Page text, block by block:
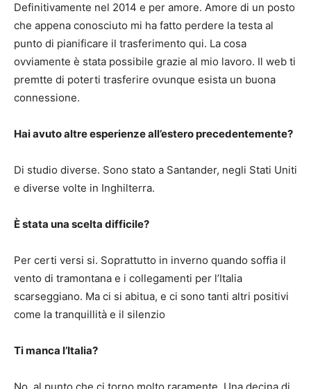
Definitivamente nel 2014 e per amore. Amore di un posto
che appena conosciuto mi ha fatto perdere la testa al
punto di pianificare il trasferimento qui. La cosa
ovviamente è stata possibile grazie al mio lavoro. Il web ti
premtte di poterti trasferire ovunque esista un buona
connessione.
Hai avuto altre esperienze all’estero precedentemente?
Di studio diverse. Sono stato a Santander, negli Stati Uniti
e diverse volte in Inghilterra.
È stata una scelta difficile?
Per certi versi si. Soprattutto in inverno quando soffia il
vento di tramontana e i collegamenti per l’Italia
scarseggiano. Ma ci si abitua, e ci sono tanti altri positivi
come la tranquillità e il silenzio
Ti manca l’Italia?